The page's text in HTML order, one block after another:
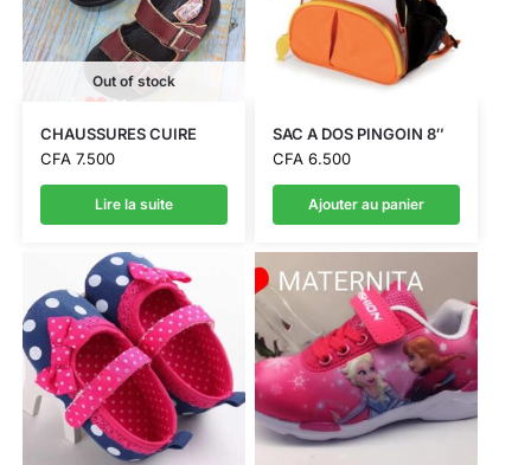
Out of stock
CHAUSSURES CUIRE
CFA7.500
Lire la suite
SAC A DOS PINGOIN 8″
CFA6.500
Ajouter au panier